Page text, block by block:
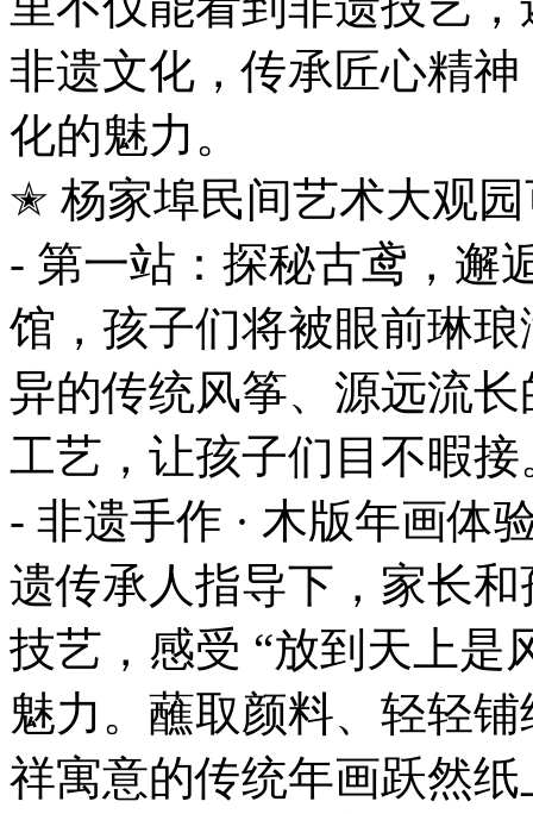
非遗文化，传承匠心精
化的魅力。
✭ 杨家埠民间艺术大观
- 第一站：探秘古鸢，邂
馆，孩子们将被眼前琳
异的传统风筝、源远流
工艺，让孩子们目不暇接
- 非遗手作 · 木版年画体
遗传承人指导下，家长
技艺，感受 “放到天上是
魅力。蘸取颜料、轻轻
祥寓意的传统年画跃然